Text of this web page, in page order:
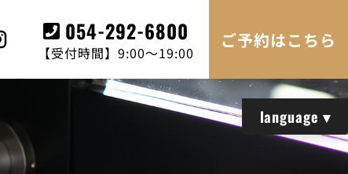
054-292-6800
【受付時間】9:00～19:00
ご予約はこちら